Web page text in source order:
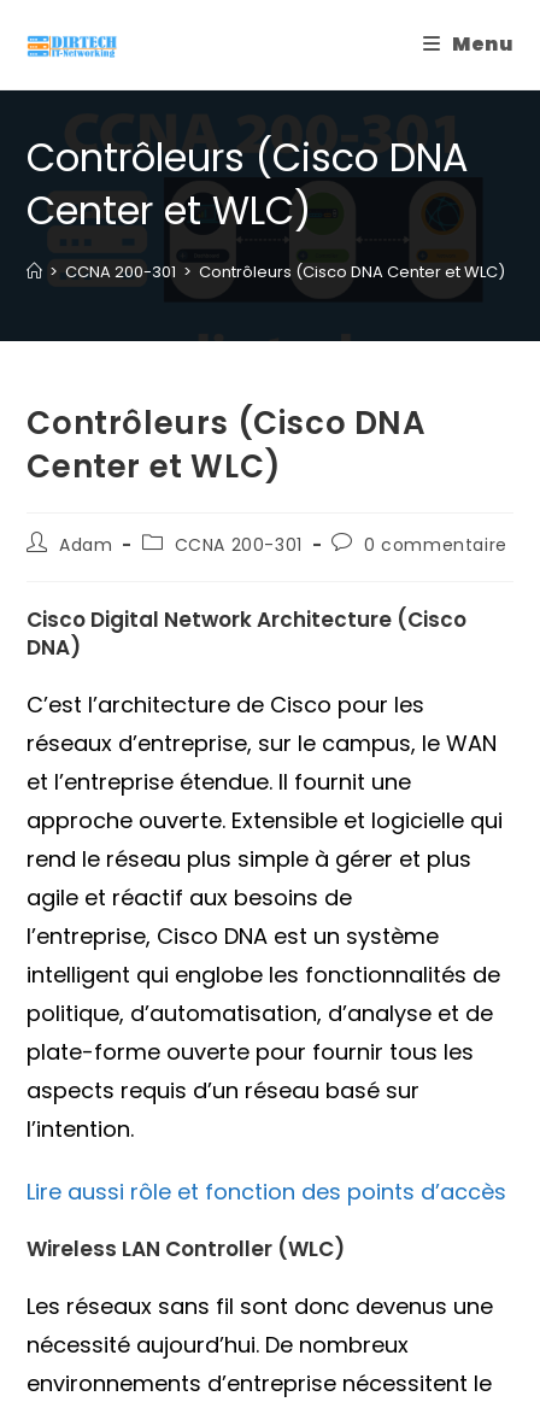
Menu
Contrôleurs (Cisco DNA
Center et WLC)
> CCNA 200-301 > Contrôleurs (Cisco DNA Center et WLC)
Contrôleurs (Cisco DNA
Center et WLC)
Auteur/autrice
publication :
Adam
PostCCNA 200-301
Commentaires
publication :
0 commentaire
Cisco Digital Network Architecture (Cisco
DNA)
C’est l’architecture de Cisco pour les
réseaux d’entreprise, sur le campus, le WAN
et l’entreprise étendue. Il fournit une
approche ouverte. Extensible et logicielle qui
rend le réseau plus simple à gérer et plus
agile et réactif aux besoins de
l’entreprise, Cisco DNA est un système
intelligent qui englobe les fonctionnalités de
politique, d’automatisation, d’analyse et de
plate-forme ouverte pour fournir tous les
aspects requis d’un réseau basé sur
l’intention.
Lire aussi rôle et fonction des points d’accès
Wireless LAN Controller (WLC)
Les réseaux sans fil sont donc devenus une
nécessité aujourd’hui. De nombreux
environnements d’entreprise nécessitent le